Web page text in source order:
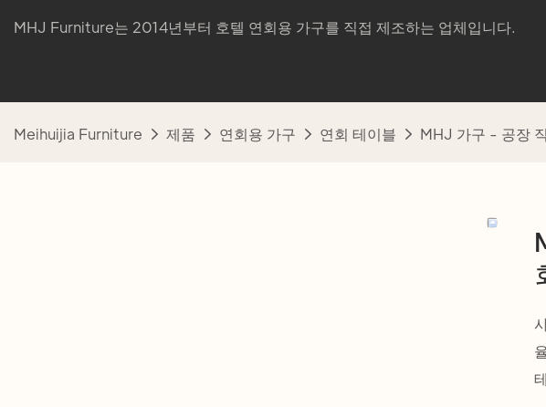
MHJ Furniture는 2014년부터 호텔 연회용 가구를 직접 제조하는 업체입니다.
Meihuijia Furniture 제품 연회용 가구 연회 테이블 MHJ 가구 - 공장